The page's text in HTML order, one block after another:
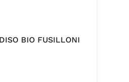
BIO FUSILLONI